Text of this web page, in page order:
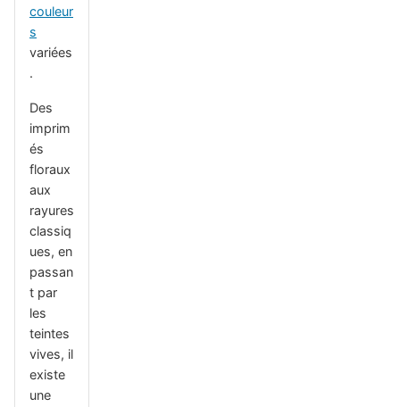
couleur
s
variées
.
Des
imprim
és
floraux
aux
rayures
classiq
ues, en
passan
t par
les
teintes
vives, il
existe
une